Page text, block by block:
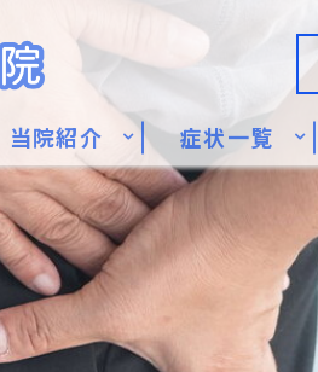
当院紹介 症状一覧